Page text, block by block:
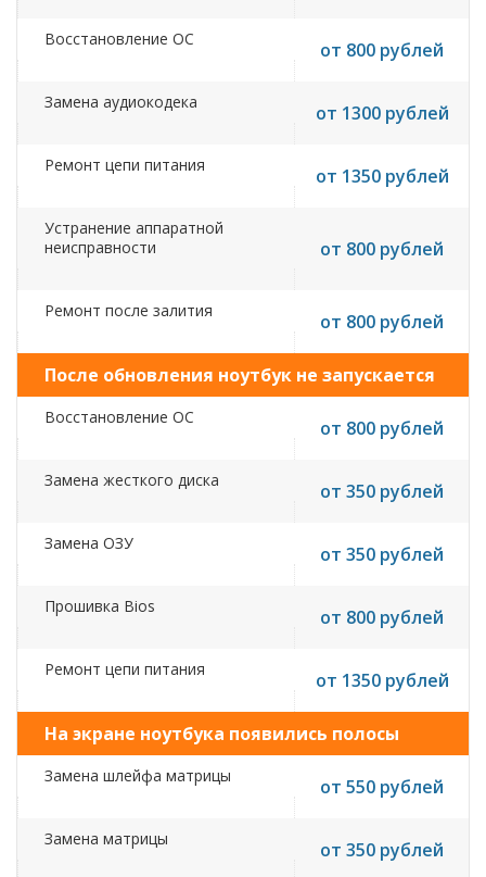
Восстановление ОС от 800 рублей
Замена аудиокодека от 1300 рублей
Ремонт цепи питания от 1350 рублей
Устранение аппаратной
неисправности
от 800 рублей
Ремонт после залития от 800 рублей
После обновления ноутбук не запускается
Восстановление ОС от 800 рублей
Замена жесткого диска от 350 рублей
Замена ОЗУ от 350 рублей
Прошивка Bios от 800 рублей
Ремонт цепи питания от 1350 рублей
На экране ноутбука появились полосы
Замена шлейфа матрицы от 550 рублей
Замена матрицы от 350 рублей